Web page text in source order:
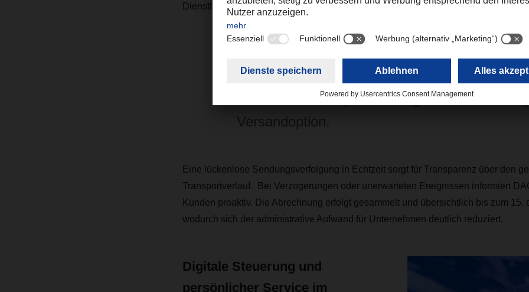
Dienstleister erstellt.
unterschiedliche KEP-Dienstleister (Kurier-,
und Paketdienste) und ermöglicht so stets die
Versandoption.
Eine lückenlose Sendungsverfolgung in Echtzeit sorgt für Transparenz über den
Transportverlauf. Bei Verzögerungen oder unerwarteten Ereignissen informiert
Kunden proaktiv. Die Abrechnung erfolgt gesammelt und übersichtlich bis zum 15.
wodurch sich der administrative Aufwand für Unternehmen deutlich reduziert.
Digitale Steuerung und
persönlicher Service im